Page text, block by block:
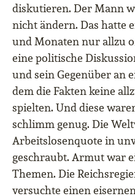
diskutieren. Der Mann
nicht ändern. Das hatte
und Monaten nur allzu
eine politische
und sein Gegenüber an
dem die Fakten keine
spielten. Und diese
schlimm genug. Die
Arbeitslosenquote in
geschraubt. Armut war
Themen. Die
versuchte einen